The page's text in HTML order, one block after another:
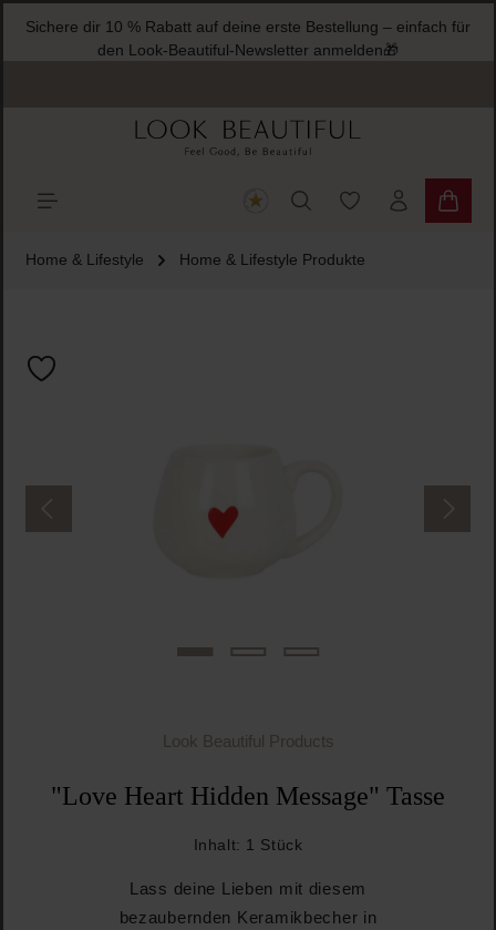
springen
Sichere dir 10 % Rabatt auf deine erste Bestellung – einfach für
den Look-Beautiful-Newsletter anmelden🎁
Du hast 0
Home & Lifestyle Home & Lifestyle Produkte
Look Beautiful Products
"Love Heart Hidden Message" Tasse
Inhalt: 1 Stück
Lass deine Lieben mit diesem
bezaubernden Keramikbecher in